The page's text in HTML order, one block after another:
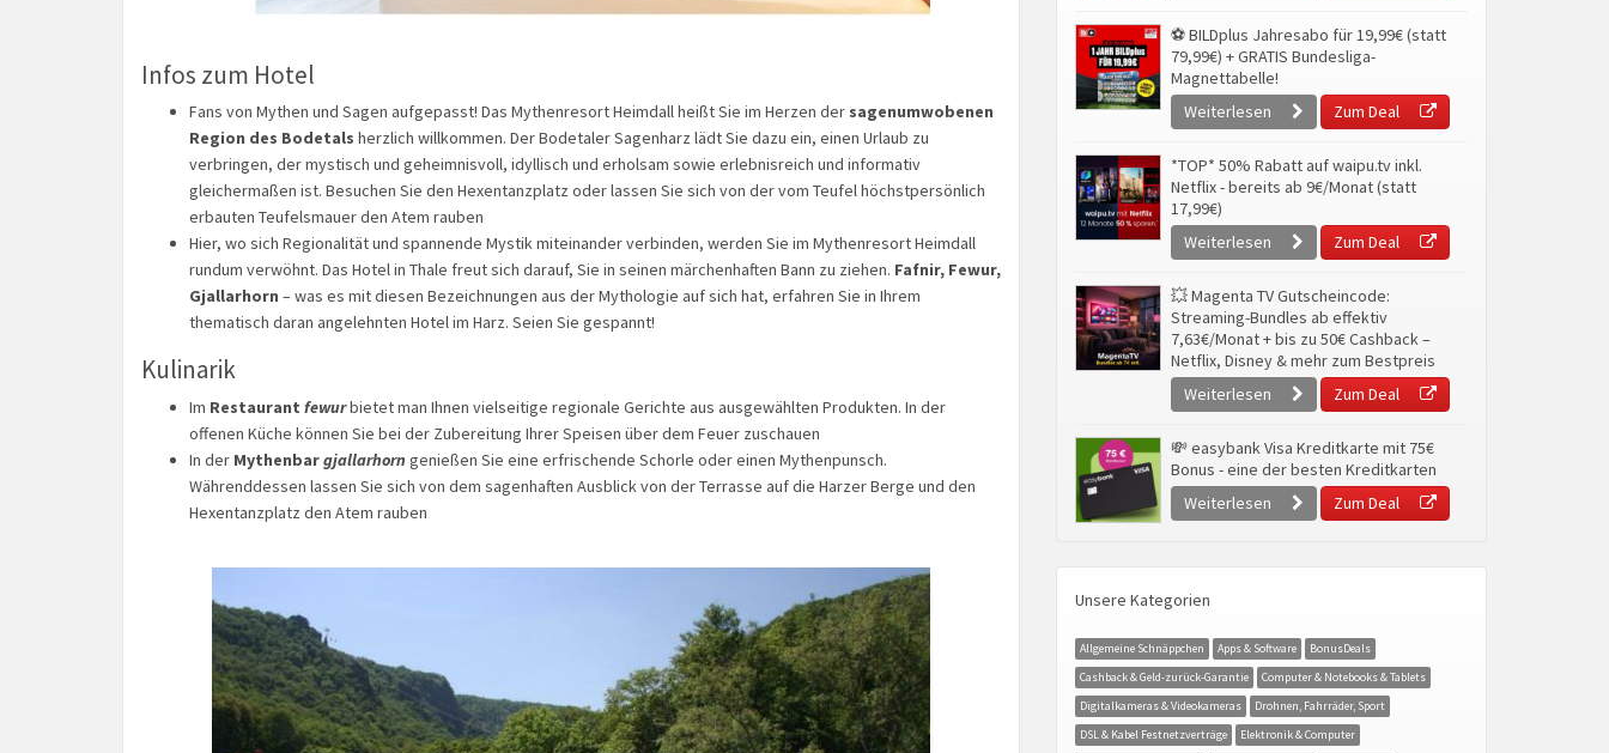
Infos zum Hotel
Fans von Mythen und Sagen aufgepasst! Das Mythenresort Heimdall heißt Sie im Herzen der sagenumwobenen
Region des Bodetals herzlich willkommen. Der Bodetaler Sagenharz lädt Sie dazu ein, einen Urlaub zu
verbringen, der mystisch und geheimnisvoll, idyllisch und erholsam sowie erlebnisreich und informativ
gleichermaßen ist. Besuchen Sie den Hexentanzplatz oder lassen Sie sich von der vom Teufel höchstpersönlich
erbauten Teufelsmauer den Atem rauben
Hier, wo sich Regionalität und spannende Mystik miteinander verbinden, werden Sie im Mythenresort Heimdall
rundum verwöhnt. Das Hotel in Thale freut sich darauf, Sie in seinen märchenhaften Bann zu ziehen. Fafnir, Fewur,
Gjallarhorn – was es mit diesen Bezeichnungen aus der Mythologie auf sich hat, erfahren Sie in Ihrem
thematisch daran angelehnten Hotel im Harz. Seien Sie gespannt!
Kulinarik
Im Restaurant fewurbietet man Ihnen vielseitige regionale Gerichte aus ausgewählten Produkten. In der
offenen Küche können Sie bei der Zubereitung Ihrer Speisen über dem Feuer zuschauen
In der Mythenbargjallarhorn genießen Sie eine erfrischende Schorle oder einen Mythenpunsch.
Währenddessen lassen Sie sich von dem sagenhaften Ausblick von der Terrasse auf die Harzer Berge und den
Hexentanzplatz den Atem rauben
⚽ BILDplus Jahresabo für 19,99€ (statt
79,99€) + GRATIS Bundesliga-
Magnettabelle!
Weiterlesen
Zum Deal
*TOP* 50% Rabatt auf waipu.tv inkl.
Netflix - bereits ab 9€/Monat (statt
17,99€)
Weiterlesen
Zum Deal
💥 Magenta TV Gutscheincode:
Streaming-Bundles ab effektiv
7,63€/Monat + bis zu 50€ Cashback –
Netflix, Disney & mehr zum Bestpreis
Weiterlesen
Zum Deal
💸 easybank Visa Kreditkarte mit 75€
Bonus - eine der besten Kreditkarten
Weiterlesen
Zum Deal
Unsere Kategorien
Allgemeine Schnäppchen Apps & Software
BonusDeals
Cashback & Geld-zurück-Garantie
Computer & Notebooks & Tablets
Digitalkameras & Videokameras
Drohnen, Fahrräder, Sport
DSL & Kabel Festnetzverträge
Elektronik & Computer